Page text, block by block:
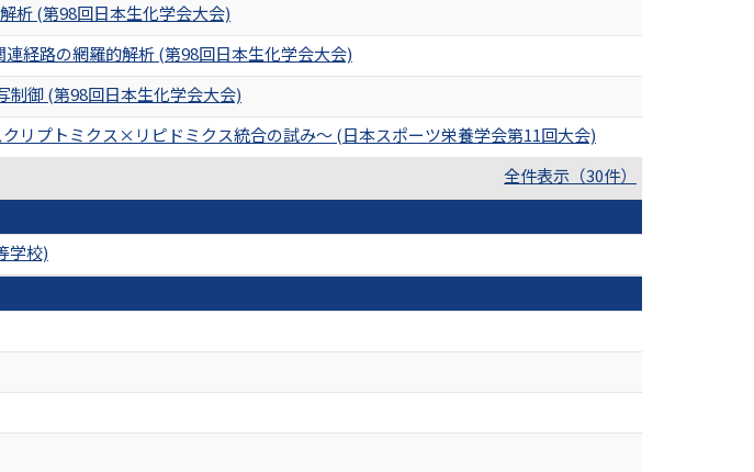
析 (第98回日本生化学会大会)
経路の網羅的解析 (第98回日本生化学会大会)
制御 (第98回日本生化学会大会)
リプトミクス×リピドミクス統合の試み〜 (日本スポーツ栄養学会第11回大会)
全件表示（30件）
学校)